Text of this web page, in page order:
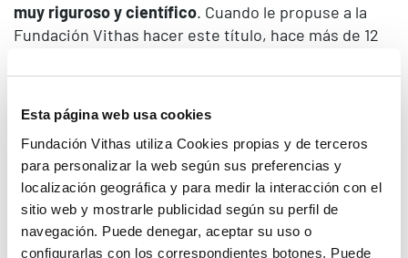
Esta página web usa cookies
Fundación Vithas utiliza Cookies propias y de terceros
para personalizar la web según sus preferencias y
localización geográfica y para medir la interacción con el
sitio web y mostrarle publicidad según su perfil de
navegación. Puede denegar, aceptar su uso o
configurarlas con los correspondientes botones. Puede
muy riguroso y científico. Cuando le propuse a la
Fundación Vithas hacer este título, hace más de 12
elevado, y gracias a la Universidad CEU Cardenal
calidad muy elevados desde el principio,
formación se ha convertido en el único máster
oficial a nivel nacional”.
En el año 2012, la Fundación Vithas y la Universidad
CEU Cardenal Herrera se unieron para lanzar la
primera edición del máster para capacitar a